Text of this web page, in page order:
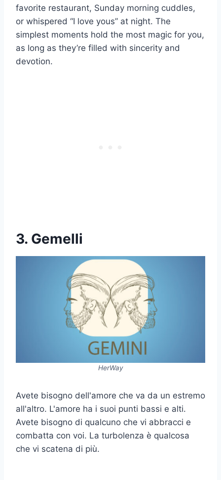
favorite restaurant, Sunday morning cuddles,
or whispered “I love yous” at night. The
simplest moments hold the most magic for you,
as long as they’re filled with sincerity and
devotion.
3. Gemelli
HerWay
Avete bisogno dell'amore che va da un estremo
all'altro. L'amore ha i suoi punti bassi e alti.
Avete bisogno di qualcuno che vi abbracci e
combatta con voi. La turbolenza è qualcosa
che vi scatena di più.